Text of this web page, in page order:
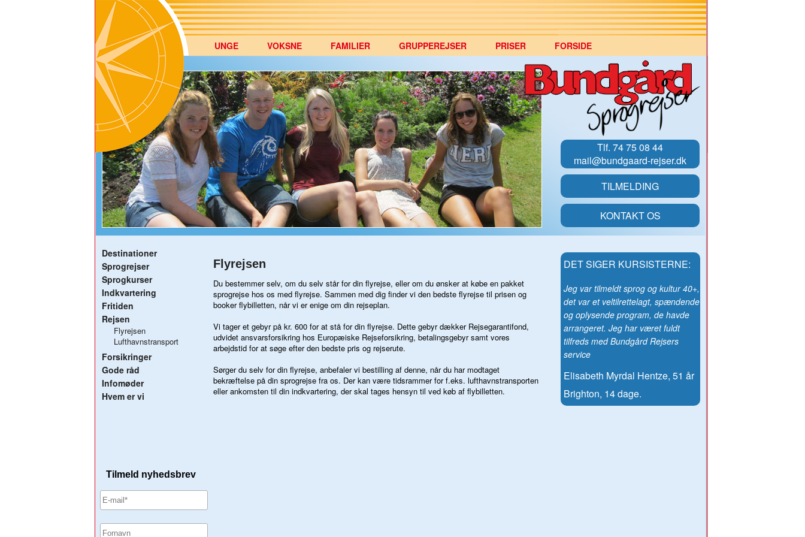
UNGE VOKSNE FAMILIER GRUPPEREJSER PRISER FORSIDE
Tlf. 74 75 08 44
mail@bundgaard-rejser.dk
TILMELDING
KONTAKT OS
Destinationer
Sprogrejser
Sprogkurser
Indkvartering
Fritiden
Rejsen
Flyrejsen
Lufthavnstransport
Forsikringer
Gode råd
Infomøder
Hvem er vi
Flyrejsen
Du bestemmer selv, om du selv står for din flyrejse, eller om du ønsker at købe en pakket
sprogrejse hos os med flyrejse. Sammen med dig finder vi den bedste flyrejse til prisen og
booker flybilletten, når vi er enige om din rejseplan.
Vi tager et gebyr på kr. 600 for at stå for din flyrejse. Dette gebyr dækker Rejsegarantifond,
udvidet ansvarsforsikring hos Europæiske Rejseforsikring, betalingsgebyr samt vores
arbejdstid for at søge efter den bedste pris og rejserute.
Sørger du selv for din flyrejse, anbefaler vi bestilling af denne, når du har modtaget
bekræftelse på din sprogrejse fra os. Der kan være tidsrammer for f.eks. lufthavnstransporten
eller ankomsten til din indkvartering, der skal tages hensyn til ved køb af flybilletten.
DET SIGER KURSISTERNE:
Jeg var tilmeldt sprog og kultur 40+,
det var et veltilrettelagt, spændende
og oplysende program, de havde
arrangeret. Jeg har været fuldt
tilfreds med Bundgård Rejsers
service
Elisabeth Myrdal Hentze, 51 år
Brighton, 14 dage.